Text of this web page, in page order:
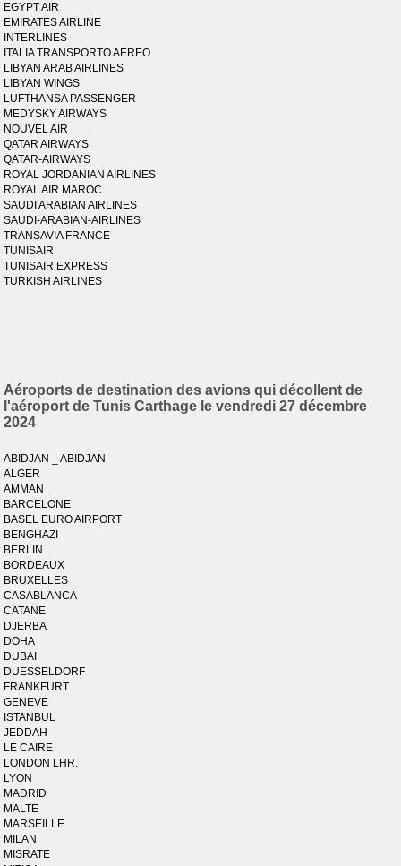
EGYPT AIR
EMIRATES AIRLINE
INTERLINES
ITALIA TRANSPORTO AEREO
LIBYAN ARAB AIRLINES
LIBYAN WINGS
LUFTHANSA PASSENGER
MEDYSKY AIRWAYS
NOUVEL AIR
QATAR AIRWAYS
QATAR-AIRWAYS
ROYAL JORDANIAN AIRLINES
ROYAL AIR MAROC
SAUDI ARABIAN AIRLINES
SAUDI-ARABIAN-AIRLINES
TRANSAVIA FRANCE
TUNISAIR
TUNISAIR EXPRESS
TURKISH AIRLINES
Aéroports de destination des avions qui décollent de
l'aéroport de Tunis Carthage le vendredi 27 décembre
2024
ABIDJAN _ ABIDJAN
ALGER
AMMAN
BARCELONE
BASEL EURO AIRPORT
BENGHAZI
BERLIN
BORDEAUX
BRUXELLES
CASABLANCA
CATANE
DJERBA
DOHA
DUBAI
DUESSELDORF
FRANKFURT
GENEVE
ISTANBUL
JEDDAH
LE CAIRE
LONDON LHR.
LYON
MADRID
MALTE
MARSEILLE
MILAN
MISRATE